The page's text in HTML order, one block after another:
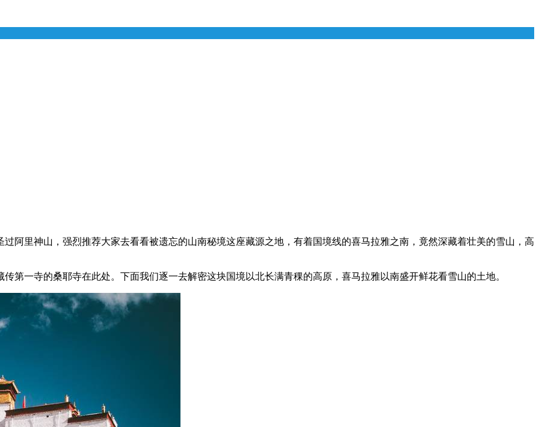
阿里神山，强烈推荐大家去看看被遗忘的山南秘境这座藏源之地，有着国境线的喜马拉雅之南，竟然深藏着壮美的雪山，高
第一寺的桑耶寺在此处。下面我们逐一去解密这块国境以北长满青稞的高原，喜马拉雅以南盛开鲜花看雪山的土地。